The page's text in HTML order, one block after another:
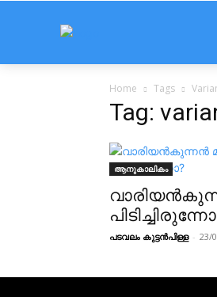
Home Tags
Tag:
ആനുകാലികം
പടവലം കുട്ടൻപിള്ള - 23/